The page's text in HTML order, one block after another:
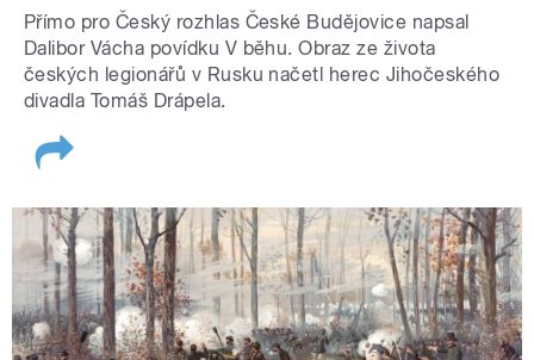
Přímo pro Český rozhlas České Budějovice napsal
Dalibor Vácha povídku V běhu. Obraz ze života
českých legionářů v Rusku načetl herec Jihočeského
divadla Tomáš Drápela.